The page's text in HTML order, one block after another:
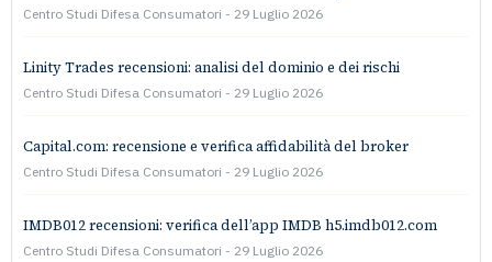
Centro Studi Difesa Consumatori 29 Luglio 2026
Linity Trades recensioni: analisi del dominio e dei rischi
Centro Studi Difesa Consumatori 29 Luglio 2026
Capital.com: recensione e verifica affidabilità del broker
Centro Studi Difesa Consumatori 29 Luglio 2026
IMDB012 recensioni: verifica dell’app IMDB h5.imdb012.com
Centro Studi Difesa Consumatori 29 Luglio 2026